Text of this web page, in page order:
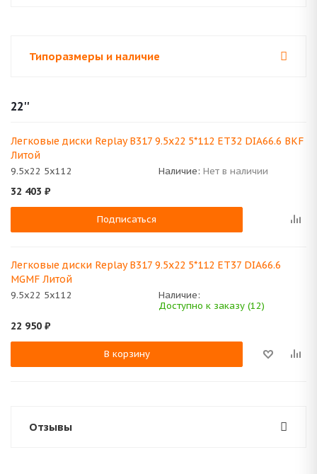
Типоразмеры и наличие
22''
Легковые диски Replay B317 9.5x22 5*112 ET32 DIA66.6 BKF
Литой
9.5x22 5x112 Наличие: Нет в наличии
32 403 ₽
Подписаться
Легковые диски Replay B317 9.5x22 5*112 ET37 DIA66.6
MGMF Литой
9.5x22 5x112
Наличие:
Доступно к заказу (12)
22 950 ₽
В корзину
Отзывы